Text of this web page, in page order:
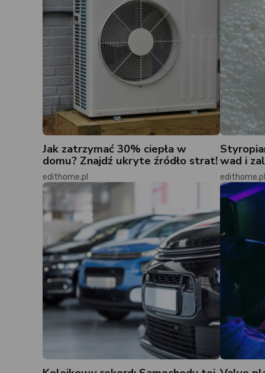
Jak zatrzymać 30% ciepła w
domu? Znajdź ukryte źródło strat!
edithome.pl
wad i
edithome.pl